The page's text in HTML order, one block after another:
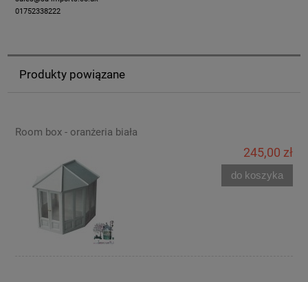
01752338222
Produkty powiązane
Room box - oranżeria biała
245,00 zł
do koszyka